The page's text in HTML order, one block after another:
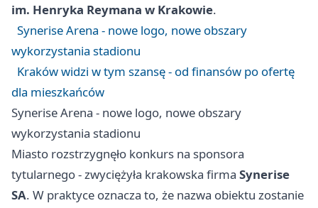
im. Henryka Reymana w Krakowie.
Synerise Arena - nowe logo, nowe obszary
wykorzystania stadionu
Kraków widzi w tym szansę - od finansów po ofertę
dla mieszkańców
Synerise Arena - nowe logo, nowe obszary
wykorzystania stadionu
Miasto rozstrzygnęło konkurs na sponsora
tytularnego - zwyciężyła krakowska firma Synerise
SA. W praktyce oznacza to, że nazwa obiektu zostanie